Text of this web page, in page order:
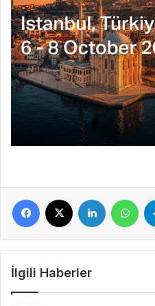
Facebook LinkedIn
İlgili Haberler